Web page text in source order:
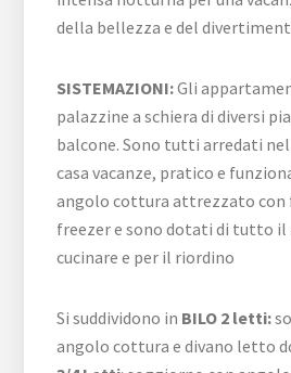
della bellezza e del
SISTEMAZIONI:Gli
palazzine a schiera di diversi
balcone. Sono tutti arredati
casa vacanze, pratico e
angolo cottura attrezzato con
freezer e sono dotati di tutto il
cucinare e per il riordino
Si suddividono in BILO 2 letti:
angolo cottura e divano letto